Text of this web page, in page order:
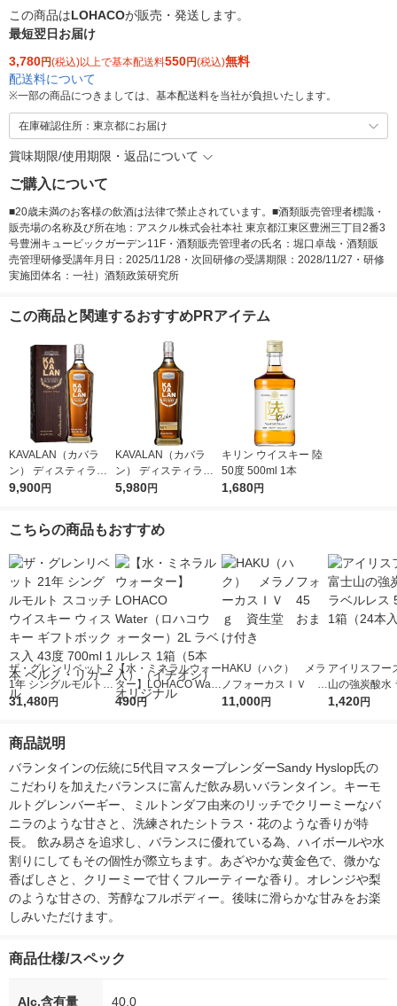
この商品はLOHACOが販売・発送します。
最短翌日お届け
3,780円(税込)以上で基本配送料550円(税込)無料
配送料について
※一部の商品につきましては、基本配送料を当社が負担いたします。
在庫確認住所：東京都にお届け
賞味期限/使用期限・返品について
ご購入について
■20歳未満のお客様の飲酒は法律で禁止されています。■酒類販売管理者標識・
販売場の名称及び所在地：アスクル株式会社本社 東京都江東区豊洲三丁目2番3
号豊洲キュービックガーデン11F・酒類販売管理者の氏名：堀口卓哉・酒類販
売管理研修受講年月日：2025/11/28・次回研修の受講期限：2028/11/27・研修
実施団体名：一社）酒類政策研究所
この商品と関連するおすすめPRアイテム
KAVALAN（カバラ
ン） ディスティラリ
ー クラシック シング
イスキー
9,900円
KAVALAN（カバラ
ン） ディスティラリ
ーセレクトNo1 シン
5,980円
キリン ウイスキー 陸
50度 500ml 1本
1,680円
こちらの商品もおすすめ
ザ・グレンリベット 2
1年 シングルモルト
スコッチウイスキー
1本 ペルノ・リカール
31,480円
【水・ミネラルウォー
ター】LOHACO Wate
r（ロハコウォータ
490円
HAKU（ハク） メラ
ノフォーカスＩＶ 4
5ｇ 資生堂 おまけ
11,000円
アイリスフー
山の強炭酸水
レス 500ml 1
1,420円
商品説明
バランタインの伝統に5代目マスターブレンダーSandy Hyslop氏の
こだわりを加えたバランスに富んだ飲み易いバランタイン。キーモ
ルトグレンバーギー、ミルトンダフ由来のリッチでクリーミーなバ
ニラのような甘さと、洗練されたシトラス・花のような香りが特
長。 飲み易さを追求し、バランスに優れている為、ハイボールや水
割りにしてもその個性が際立ちます。あざやかな黄金色で、微かな
香ばしさと、クリーミーで甘くフルーティーな香り。オレンジや梨
のような甘さの、芳醇なフルボディー。後味に滑らかな甘みをお楽
しみいただけます。
商品仕様/スペック
Alc.含有量 40.0